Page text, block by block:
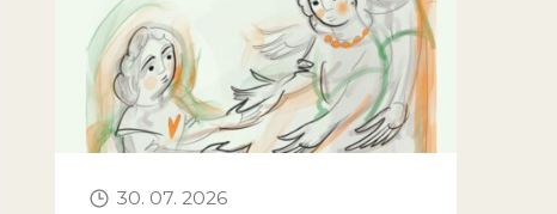
30. 07. 2026